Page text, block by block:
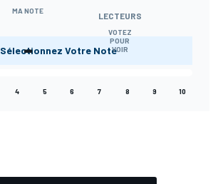
MA NOTE
-
LECTEURS
VOTEZ
POUR
VOIR
Sélectionnez Votre Note
4 5 6 7 8 9 10